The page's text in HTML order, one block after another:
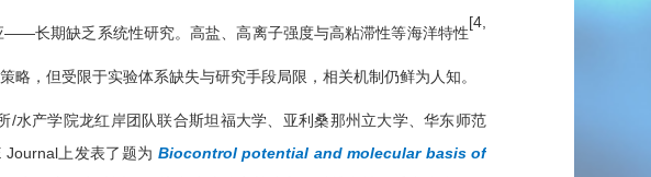
——长期缺乏系统性研究。高盐、高离子强度与高粘滞性等海洋特性
[4,
略，但受限于实验体系缺失与研究手段局限，相关机制仍鲜为人知。
/水产学院龙红岸团队联合斯坦福大学、亚利桑那州立大学、华东师范
Journal上发表了题为 Biocontrol potential and molecular basis of